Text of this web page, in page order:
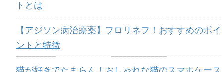
トとは
【アジソン病治療薬】フロリネフ！おすすめのポイ
ントと特徴
猫が好きでたまらん！おしゃれな猫のスマホケース